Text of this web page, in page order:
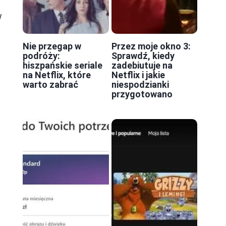
Nie przegap w
podróży:
hiszpańskie seriale
na Netflix, które
warto zabrać
Przez moje okno 3:
Sprawdź, kiedy
zadebiutuje na
Netflix i jakie
niespodzianki
przygotowano